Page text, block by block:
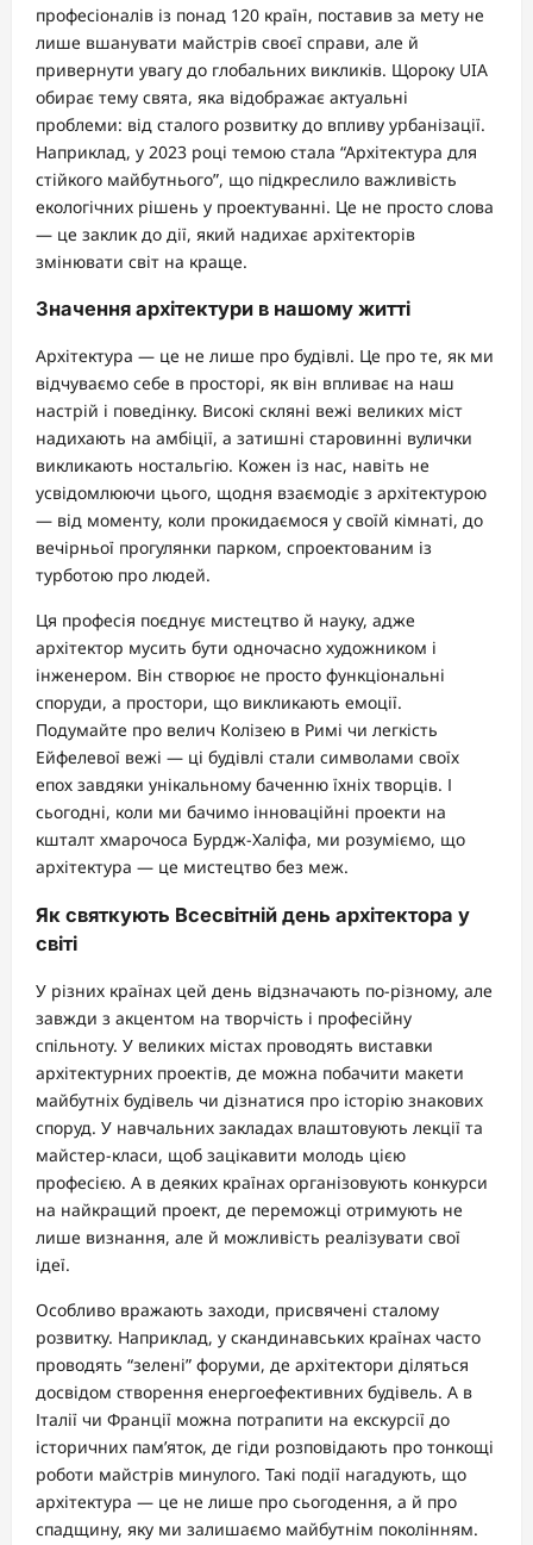
професіоналів із понад 120 країн, поставив за мету не
лише вшанувати майстрів своєї справи, але й
привернути увагу до глобальних викликів. Щороку UIA
обирає тему свята, яка відображає актуальні
проблеми: від сталого розвитку до впливу урбанізації.
Наприклад, у 2023 році темою стала “Архітектура для
стійкого майбутнього”, що підкреслило важливість
екологічних рішень у проектуванні. Це не просто слова
— це заклик до дії, який надихає архітекторів
змінювати світ на краще.
Значення архітектури в нашому житті
Архітектура — це не лише про будівлі. Це про те, як ми
відчуваємо себе в просторі, як він впливає на наш
настрій і поведінку. Високі скляні вежі великих міст
надихають на амбіції, а затишні старовинні вулички
викликають ностальгію. Кожен із нас, навіть не
усвідомлюючи цього, щодня взаємодіє з архітектурою
— від моменту, коли прокидаємося у своїй кімнаті, до
вечірньої прогулянки парком, спроектованим із
турботою про людей.
Ця професія поєднує мистецтво й науку, адже
архітектор мусить бути одночасно художником і
інженером. Він створює не просто функціональні
споруди, а простори, що викликають емоції.
Подумайте про велич Колізею в Римі чи легкість
Ейфелевої вежі — ці будівлі стали символами своїх
епох завдяки унікальному баченню їхніх творців. І
сьогодні, коли ми бачимо інноваційні проекти на
кшталт хмарочоса Бурдж-Халіфа, ми розуміємо, що
архітектура — це мистецтво без меж.
Як святкують Всесвітній день архітектора у
світі
У різних країнах цей день відзначають по-різному, але
завжди з акцентом на творчість і професійну
спільноту. У великих містах проводять виставки
архітектурних проектів, де можна побачити макети
майбутніх будівель чи дізнатися про історію знакових
споруд. У навчальних закладах влаштовують лекції та
майстер-класи, щоб зацікавити молодь цією
професією. А в деяких країнах організовують конкурси
на найкращий проект, де переможці отримують не
лише визнання, але й можливість реалізувати свої
ідеї.
Особливо вражають заходи, присвячені сталому
розвитку. Наприклад, у скандинавських країнах часто
проводять “зелені” форуми, де архітектори діляться
досвідом створення енергоефективних будівель. А в
Італії чи Франції можна потрапити на екскурсії до
історичних пам’яток, де гіди розповідають про тонкощі
роботи майстрів минулого. Такі події нагадують, що
архітектура — це не лише про сьогодення, а й про
спадщину, яку ми залишаємо майбутнім поколінням.